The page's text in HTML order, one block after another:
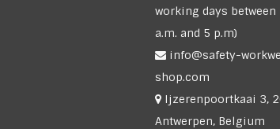
working days between
a.m. and 5 p.m)
info@safety-
shop.com
Ijzerenpoortkaai 3,
Antwerpen, Belgium